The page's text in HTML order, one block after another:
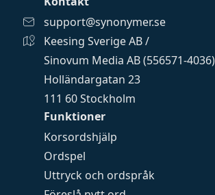
Funktioner
Korsordshjälp
Ordspel
Uttryck och ordspråk
support@synonymer.se
Keesing Sverige AB /
Sinovum Media AB (556571-4036)
Holländargatan 23
111 60 Stockholm